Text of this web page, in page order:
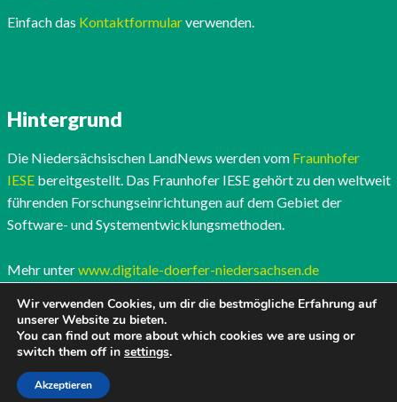
Einfach das Kontaktformularverwenden.
Hintergrund
Die Niedersächsischen LandNews werden vom Fraunhofer
IESEbereitgestellt. Das Fraunhofer IESE gehört zu den weltweit
führenden Forschungseinrichtungen auf dem Gebiet der
Software- und Systementwicklungsmethoden.
Mehr unterwww.digitale-doerfer-niedersachsen.de
Wir verwenden Cookies, um dir die bestmögliche Erfahrung auf
unserer Website zu bieten.
You can find out more about which cookies we are using or
switch them off in settings.
Akzeptieren